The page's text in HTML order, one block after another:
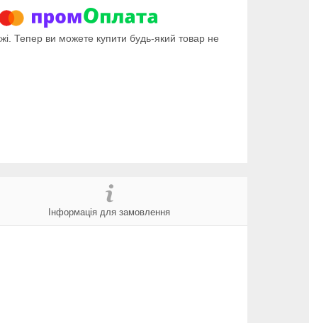
Тепер ви можете купити будь-який товар не
Інформація для замовлення